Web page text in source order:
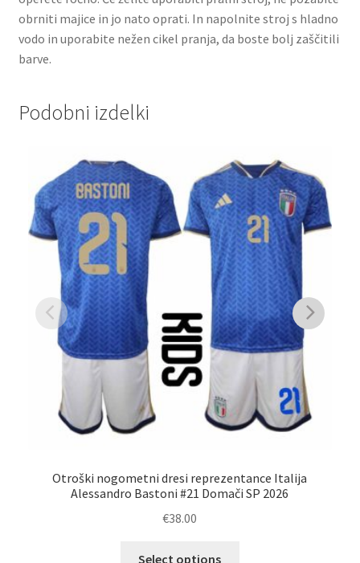
obrniti majice in jo nato oprati. In napolnite stroj s hladno
vodo in uporabite nežen cikel pranja, da boste bolj zaščitili
barve.
Podobni izdelki
Otroški nogometni dresi reprezentance Italija
Alessandro Bastoni #21 Domači SP 2026
€38.00
Select options